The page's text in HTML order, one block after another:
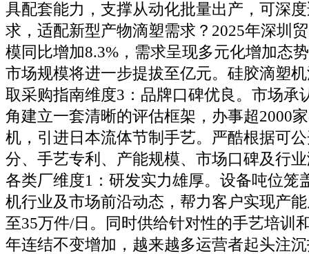
具配套能力，支撑从动化批量出产，可深
求，适配新型产物滴塑需求？2025年深圳
模同比增加8.3%，需求呈现多元化增加态
市场规模将进一步提拔至亿元。硅胶滴塑
取采购指南维度3：品牌口碑优良。市场承
角建立一套清晰的评估框架，办事超2000
机，引进日本流体节制手艺。严酷根据可
分、手艺专利、产能规模、市场口碑及行
各类厂维度1：研发实力雄厚。设备吨位笼
机行业及市场前沿动态，帮力客户实现产
至35万件/日。同时供给针对性的手艺培训
年连结不变增加，越来越多运营者起头注